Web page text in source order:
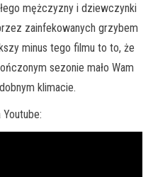
mężczyzny i dziewczynki
zainfekowanych grzybem
minus tego filmu to to, że
sezonie mało Wam
klimacie.